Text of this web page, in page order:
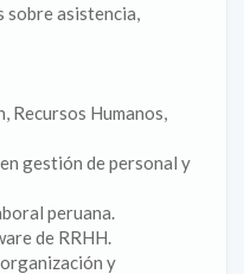
sobre asistencia,
Recursos Humanos,
gestión de personal y
peruana.
de RRHH.
y